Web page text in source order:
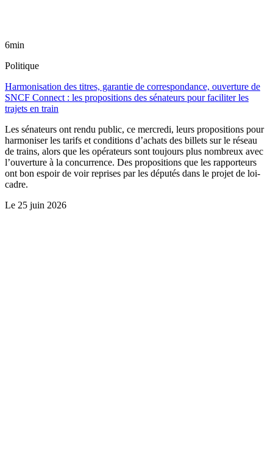
6min
Politique
Harmonisation des titres, garantie de correspondance, ouverture de
SNCF Connect : les propositions des sénateurs pour faciliter les
trajets en train
Les sénateurs ont rendu public, ce mercredi, leurs propositions pour
harmoniser les tarifs et conditions d’achats des billets sur le réseau
de trains, alors que les opérateurs sont toujours plus nombreux avec
l’ouverture à la concurrence. Des propositions que les rapporteurs
ont bon espoir de voir reprises par les députés dans le projet de loi-
cadre.
Le 25 juin 2026